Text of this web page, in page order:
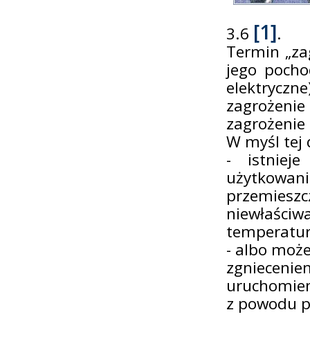
3.6 [1].
Termin
jego
W myśl tej
- istnieje
- albo
z powodu